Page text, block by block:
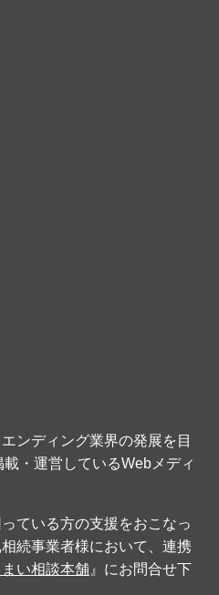
ンディング業界の発展を目
載・運営しているWebメディ
ている方の支援をおこなっ
続事業者様において、連携
い相談本舗』にお問合せ下